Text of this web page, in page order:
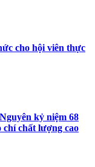
cho hội viên thực
kỷ niệm 68
chí chất lượng cao